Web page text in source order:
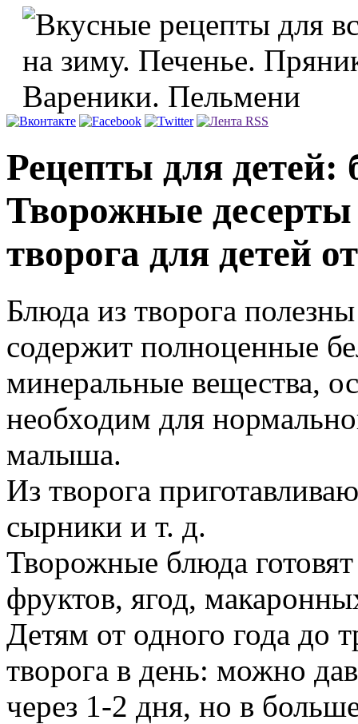
Рецепты для детей:
Творожные
творога для детей
Блюда из творога
содержит полноценные
минеральные вещества,
необходим для
малыша.
Из творога
сырники и т. д.
Творожные блюда
фруктов, ягод,
Детям от одного года до
творога в день: можно
через 1-2 дня, но в